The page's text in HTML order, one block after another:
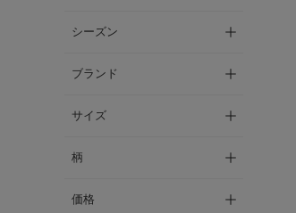
シーズン
ブランド
サイズ
柄
価格